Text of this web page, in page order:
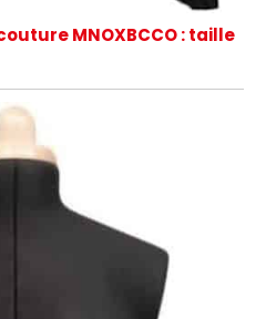
MNOXBCCO : taille